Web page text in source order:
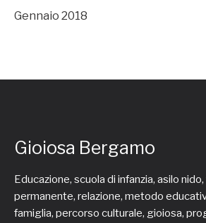
Gennaio 2018
Gioiosa Bergamo
Educazione, scuola di infanzia, asilo
permanente, relazione, metodo
famiglia, percorso culturale, gioiosa,